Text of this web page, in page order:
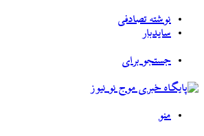
نوشته تصادفی
سایدبار
جستجو برای
منو